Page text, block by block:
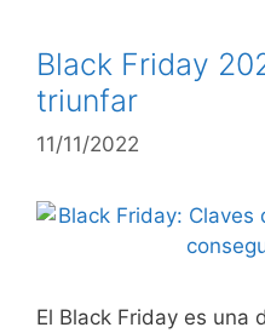
Black Friday
triunfar
11/11/2022
El Black Friday es una